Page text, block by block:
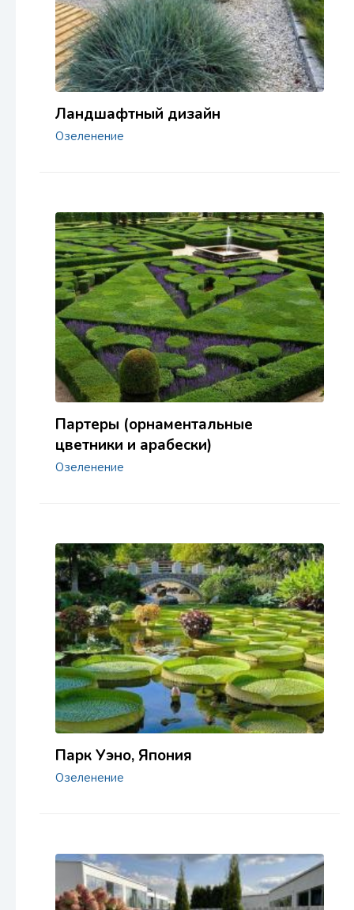
Ландшафтный дизайн
Озеленение
Партеры (орнаментальные
цветники и арабески)
Озеленение
Парк Уэно, Япония
Озеленение